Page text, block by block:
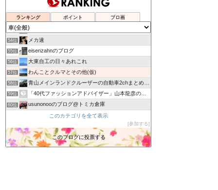
ランキング ポイント ブロ画
乗ってみたい新車,中古車
52位 HIROMIX BLOG
53位 なんでも情報局
54位 メカ速
55位 eisenzahnのブログ
56位 大東自工の日々あれこれ
57位 わんことクルマとその他(仮)
58位 青山メインランドクルーザーの自動車2chまとめ.com
59位 「40代ファッションアドバイザー」山本龍彦のブログ
60位 usunonooのブログ@トミカ倉庫
新潟塗装職人 カーリペア専門店 轟ＢＯＤY 日々の出来事
63位 カービューティープロ 向井日記
64位 あーぬんブログ
このカテゴリを全て表示
参加する
このブログに投票する